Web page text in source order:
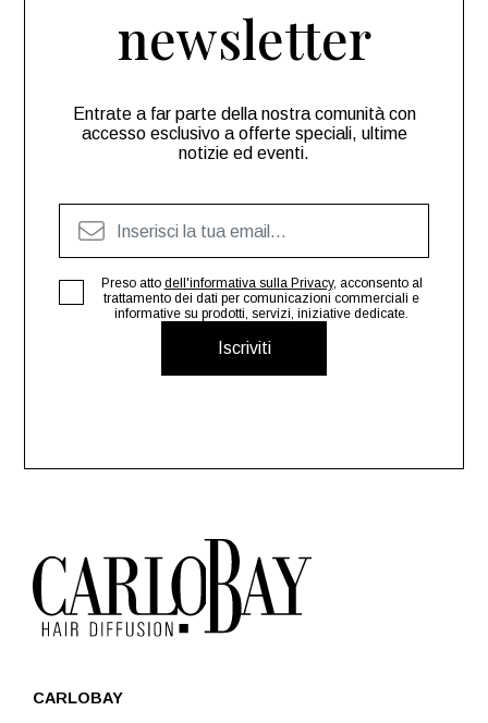
newsletter
Entrate a far parte della nostra comunità con
accesso esclusivo a offerte speciali, ultime
notizie ed eventi.
Iscriviti
Preso atto dell'informativa sulla Privacy, acconsento al
trattamento dei dati per comunicazioni commerciali e
informative su prodotti, servizi, iniziative dedicate.
CARLOBAY